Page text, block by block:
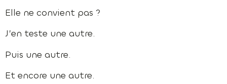
Elle ne convient pas ?
J’en teste une autre.
Puis une autre.
Et encore une autre.